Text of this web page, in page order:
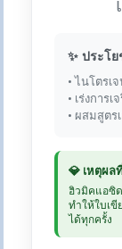
✨ ประโ
• ไนโตรเ
• เร่งการ
• ผสมสูตร
💎 เหตุผ
ฮิวมิคแอซิ
ทำให้ใบเ
ได้ทุกครั้ง